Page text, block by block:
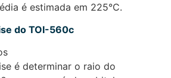
é estimada em 225°C.
do TOI-560c
é determinar o raio do